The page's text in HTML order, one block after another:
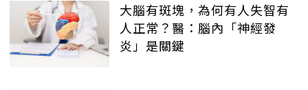
大腦有斑塊，為何有人失智有
人正常？醫：腦內「神經發
炎」是關鍵